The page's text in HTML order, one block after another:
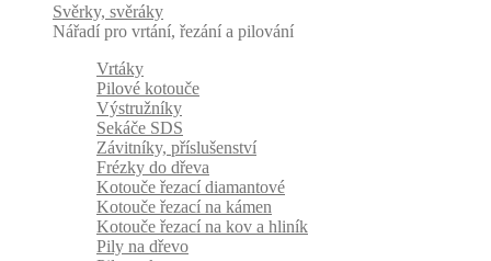
Svěrky, svěráky
Nářadí pro vrtání, řezání a pilování
Vrtáky
Pilové kotouče
Výstružníky
Sekáče SDS
Závitníky, příslušenství
Frézky do dřeva
Kotouče řezací diamantové
Kotouče řezací na kámen
Kotouče řezací na kov a hliník
Pily na dřevo